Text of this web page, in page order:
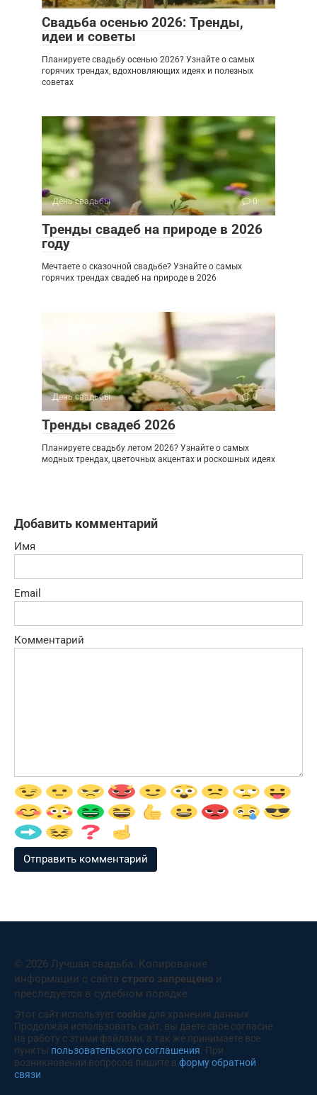
Свадьба осенью 2026: Тренды,
идеи и советы
Планируете свадьбу осенью 2026? Узнайте о самых
горячих трендах, вдохновляющих идеях и полезных
советах
День свадьбы 0
Тренды свадеб на природе в 2026
году
Мечтаете о сказочной свадьбе? Узнайте о самых
горячих трендах свадеб на природе в 2026
День свадьбы 0
Тренды свадеб 2026
Планируете свадьбу летом 2026? Узнайте о самых
модных трендах, цветочных акцентах и роскошных идеях
Добавить комментарий
Имя
Email
Комментарий
© 2026 Лучшая свадьба. Копирование
информации с сайта строго запрещено и
преследуется в судебном порядке
Этот сайт использует cookie для хранения данных.
Продолжая использовать сайт, вы даете свое согласие
на работу с этими файлами, а так же принимаете все
пункты пользовательского соглашения. При
возникновении вопросов пишите в форму обратной
связи.